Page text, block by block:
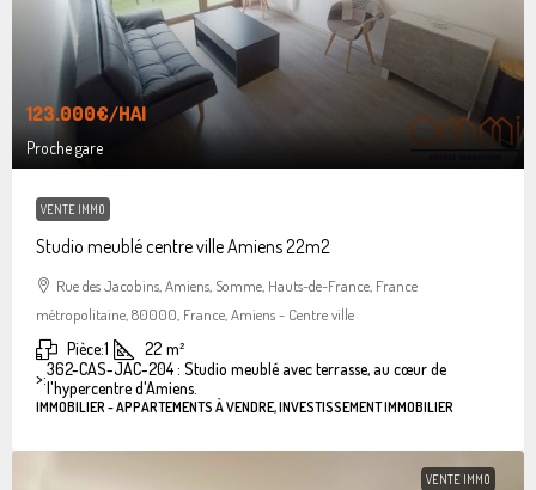
123.000€/HAI
Proche gare
VENTE IMMO
Studio meublé centre ville Amiens 22m2
Rue des Jacobins, Amiens, Somme, Hauts-de-France, France
métropolitaine, 80000, France, Amiens - Centre ville
Pièce:1 22 m²
>:362-CAS-JAC-204 : Studio meublé avec terrasse, au cœur de
l'hypercentre d'Amiens.
IMMOBILIER - APPARTEMENTS À VENDRE, INVESTISSEMENT IMMOBILIER
VENTE IMMO